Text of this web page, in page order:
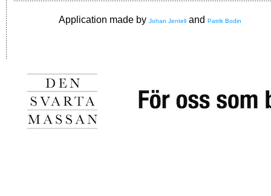
Application made by Johan Jentell and Patrik Bodin